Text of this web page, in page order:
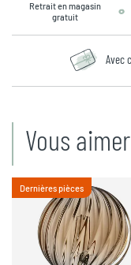
Retrait en magasin
gratuit
Avec
Vous
Dernières pièces